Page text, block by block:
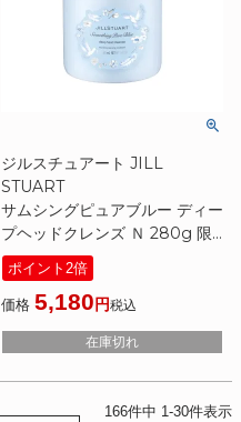
ジルスチュアート JILL
STUART
サムシングピュアブルー ディー
プヘッドクレンズ Ｎ 280g 限
定
[ ヘッドクレンズ ] 2026夏 ヘア
パック
ポイント2倍
価格 5,180 税込
在庫切れ
166件中 1-30件表示